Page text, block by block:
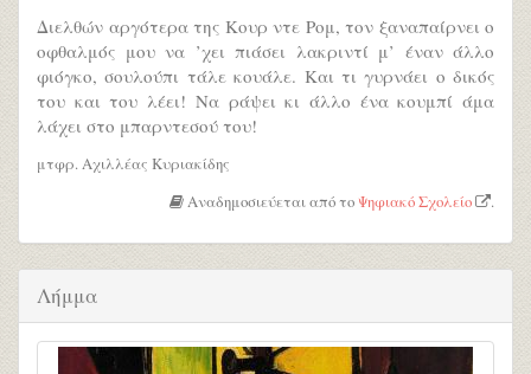
Διελθών αργότερα της Κουρ ντε Ρομ, τον ξαναπαίρνει ο
οφθαλμός μου να ’χει πιάσει λακριντί μ’ έναν άλλο
φιόγκο, σουλούπι τάλε κουάλε. Και τι γυρνάει ο δικός
του και του λέει! Να ράψει κι άλλο ένα κουμπί άμα
λάχει στο μπαρντεσού του!
μτφρ. Αχιλλέας Κυριακίδης
Αναδημοσιεύεται από το Ψηφιακό Σχολείο .
Λήμμα